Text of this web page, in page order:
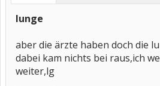
lunge
aber die ärzte haben doch die
dabei kam nichts bei raus,ich
weiter,lg